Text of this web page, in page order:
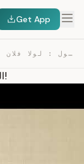
Get App
الشيخ ابن عثيمين : هل يجوز أن نقول : لولا فلان ؟! — TRANSCRIPT
الشيخ ابن عثيمين : هل يجوز أن نقول : لولا فلان ؟!